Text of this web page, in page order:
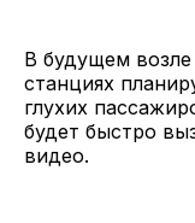
В будущем
станциях
глухих
будет быстро
видео.